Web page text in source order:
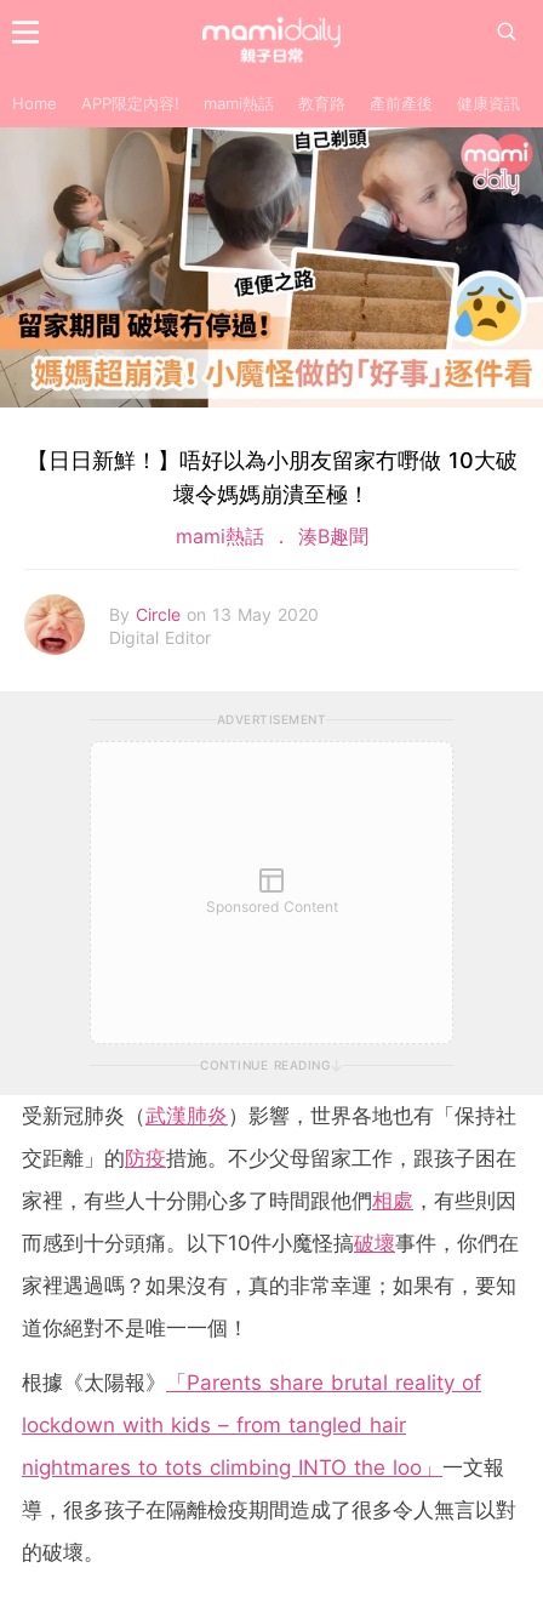
Home APP限定內容! mami熱話 教育路 產前產後 健康資訊
【日日新鮮！】唔好以為小朋友留家冇嘢做 10大破
壞令媽媽崩潰至極！
mami熱話 湊B趣聞
By Circle on 13 May 2020
Digital Editor
ADVERTISEMENT
Sponsored Content
CONTINUE READING
受新冠肺炎（武漢肺炎）影響，世界各地也有「保持社
交距離」的防疫措施。不少父母留家工作，跟孩子困在
家裡，有些人十分開心多了時間跟他們相處 ，有些則因
而感到十分頭痛。以下10件小魔怪搞破壞事件，你們在
家裡遇過嗎？如果沒有，真的非常幸運；如果有，要知
道你絕對不是唯一一個！
根據《太陽報》
「Parents share brutal reality of
lockdown with kids – from tangled hair
nightmares to tots climbing INTO the loo」 一文報
導，很多孩子在隔離檢疫期間造成了很多令人無言以對
的破壞。